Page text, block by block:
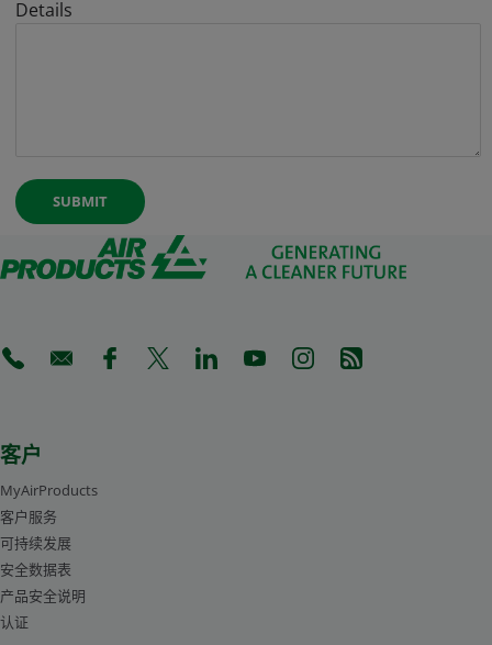
Details
(Opens in a new tab)
(Opens in a new tab)
(Opens in a new tab)
(Opens in a new tab)
(Opens in a new tab)
(Opens in a new tab)
(Opens in a new tab)
(Opens in a new
客户
MyAirProducts
客户服务
可持续发展
安全数据表
产品安全说明
认证